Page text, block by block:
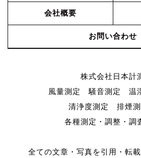
会社概要
お問い合わせ
株式会社日本計
風量測定 騒音測定 温
清浄度測定 排煙
各種測定・調整・調
全ての文章・写真を引用・転